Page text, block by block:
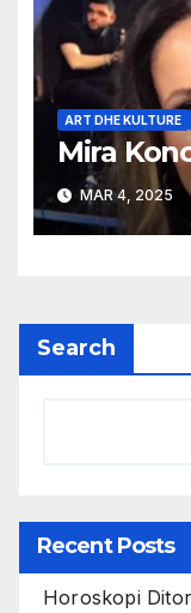
ART DHE KULTURE
Mira
MAR 4, 2025
Search
Recent Posts
Horoskopi